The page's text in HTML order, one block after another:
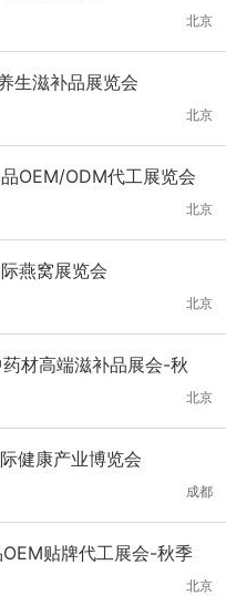
北京
生滋补品展览会
北京
OEM/ODM代工展览会
北京
燕窝展览会
北京
材高端滋补品展会-秋
北京
健康产业博览会
成都
贴牌代工展会-秋季
北京